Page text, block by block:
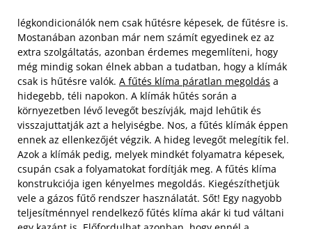
légkondicionálók nem csak hűtésre képesek, de fűtésre is.
Mostanában azonban már nem számít egyedinek ez az
extra szolgáltatás, azonban érdemes megemlíteni, hogy
még mindig sokan élnek abban a tudatban, hogy a klímák
csak is hűtésre valók. A fűtés klíma páratlan megoldás a
hidegebb, téli napokon. A klímák hűtés során a
környezetben lévő levegőt beszívják, majd lehűtik és
visszajuttatják azt a helyiségbe. Nos, a fűtés klímák éppen
ennek az ellenkezőjét végzik. A hideg levegőt melegítik fel.
Azok a klímák pedig, melyek mindkét folyamatra képesek,
csupán csak a folyamatokat fordítják meg. A fűtés klíma
konstrukciója igen kényelmes megoldás. Kiegészíthetjük
vele a gázos fűtő rendszer használatát. Sőt! Egy nagyobb
teljesítménnyel rendelkező fűtés klíma akár ki tud váltani